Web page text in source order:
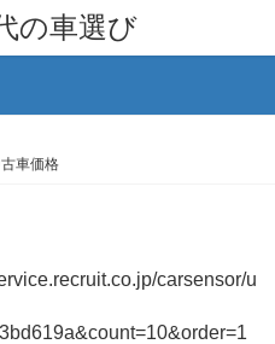
の車選び
車価格
carsensor/u